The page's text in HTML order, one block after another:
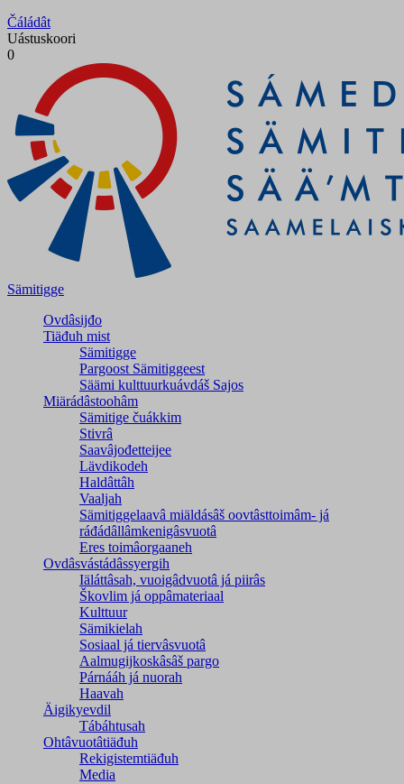
Čáládât
Uástuskoori
0
Sämitigge
Ovdâsijđo
Tiäđuh mist
Sämitigge
Pargoost Sämitiggeest
Säämi kulttuurkuávdáš Sajos
Miärádâstoohâm
Sämitige čuákkim
Stivrâ
Saavâjođetteijee
Lävdikodeh
Haldâttâh
Vaaljah
Sämitiggelaavâ miäldásâš oovtâsttoimâm- já
ráđádâllâmkenigâsvuotâ
Eres toimâorgaaneh
Ovdâsvástádâssyergih
Iäláttâsah, vuoigâdvuotâ já piirâs
Škovlim já oppâmateriaal
Kulttuur
Sämikielah
Sosiaal já tiervâsvuotâ
Aalmugijkoskâsâš pargo
Párnááh já nuorah
Haavah
Äigikyevdil
Tábáhtusah
Ohtâvuotâtiäđuh
Rekigistemtiäđuh
Media